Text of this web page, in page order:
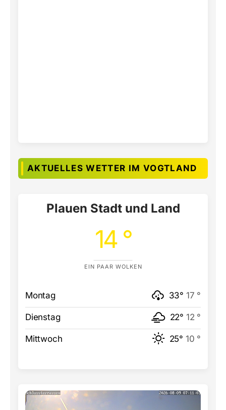
AKTUELLES WETTER IM VOGTLAND
Plauen Stadt und Land
14 °
EIN PAAR WOLKEN
Montag 33° 17 °
Dienstag 22° 12 °
Mittwoch 25° 10 °